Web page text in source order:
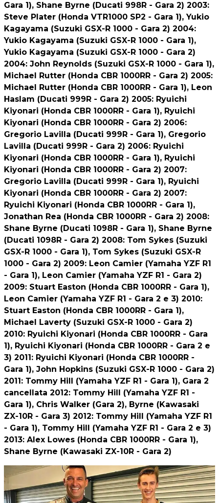
Gara 1), Shane Byrne (Ducati 998R - Gara 2) 2003:
Steve Plater (Honda VTR1000 SP2 - Gara 1), Yukio
Kagayama (Suzuki GSX-R 1000 - Gara 2) 2004:
Yukio Kagayama (Suzuki GSX-R 1000 - Gara 1),
Yukio Kagayama (Suzuki GSX-R 1000 - Gara 2)
2004: John Reynolds (Suzuki GSX-R 1000 - Gara 1),
Michael Rutter (Honda CBR 1000RR - Gara 2) 2005:
Michael Rutter (Honda CBR 1000RR - Gara 1), Leon
Haslam (Ducati 999R - Gara 2) 2005: Ryuichi
Kiyonari (Honda CBR 1000RR - Gara 1), Ryuichi
Kiyonari (Honda CBR 1000RR - Gara 2) 2006:
Gregorio Lavilla (Ducati 999R - Gara 1), Gregorio
Lavilla (Ducati 999R - Gara 2) 2006: Ryuichi
Kiyonari (Honda CBR 1000RR - Gara 1), Ryuichi
Kiyonari (Honda CBR 1000RR - Gara 2) 2007:
Gregorio Lavilla (Ducati 999R - Gara 1), Ryuichi
Kiyonari (Honda CBR 1000RR - Gara 2) 2007:
Ryuichi Kiyonari (Honda CBR 1000RR - Gara 1),
Jonathan Rea (Honda CBR 1000RR - Gara 2) 2008:
Shane Byrne (Ducati 1098R - Gara 1), Shane Byrne
(Ducati 1098R - Gara 2) 2008: Tom Sykes (Suzuki
GSX-R 1000 - Gara 1), Tom Sykes (Suzuki GSX-R
1000 - Gara 2) 2009: Leon Camier (Yamaha YZF R1
- Gara 1), Leon Camier (Yamaha YZF R1 - Gara 2)
2009: Stuart Easton (Honda CBR 1000RR - Gara 1),
Leon Camier (Yamaha YZF R1 - Gara 2 e 3) 2010:
Stuart Easton (Honda CBR 1000RR - Gara 1),
Michael Laverty (Suzuki GSX-R 1000 - Gara 2)
2010: Ryuichi Kiyonari (Honda CBR 1000RR - Gara
1), Ryuichi Kiyonari (Honda CBR 1000RR - Gara 2 e
3) 2011: Ryuichi Kiyonari (Honda CBR 1000RR -
Gara 1), John Hopkins (Suzuki GSX-R 1000 - Gara 2)
2011: Tommy Hill (Yamaha YZF R1 - Gara 1), Gara 2
cancellata 2012: Tommy Hill (Yamaha YZF R1 -
Gara 1), Chris Walker (Gara 2), Byrne (Kawasaki
ZX-10R - Gara 3) 2012: Tommy Hill (Yamaha YZF R1
- Gara 1), Tommy Hill (Yamaha YZF R1 - Gara 2 e 3)
2013: Alex Lowes (Honda CBR 1000RR - Gara 1),
Shane Byrne (Kawasaki ZX-10R - Gara 2)